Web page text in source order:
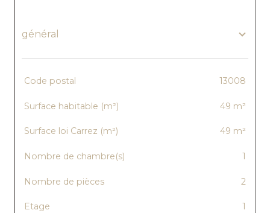
général
TRAD_SIROCCO_Caracteristique
Code postal 13008
Surface habitable (m²) 49 m²
Surface loi Carrez (m²) 49 m²
Nombre de chambre(s) 1
Nombre de pièces 2
Etage 1